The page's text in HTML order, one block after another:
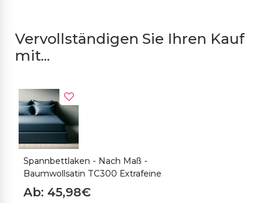
Vervollständigen Sie Ihren Kauf
mit...
Spannbettlaken - Nach Maß -
Baumwollsatin TC300 Extrafeine
Ab: 45,98€